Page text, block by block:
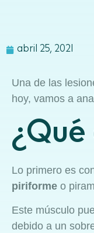
abril 25, 2021
Una de las
hoy, vamos a
Lo primero es
piriforme o
Este músculo
debido a un